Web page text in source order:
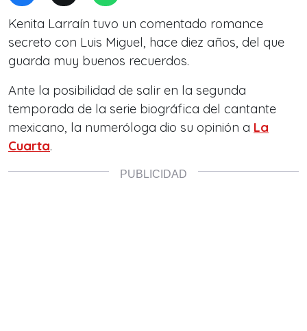
Kenita Larraín tuvo un comentado romance
secreto con Luis Miguel, hace diez años, del que
guarda muy buenos recuerdos.
Ante la posibilidad de salir en la segunda
temporada de la serie biográfica del cantante
mexicano, la numeróloga dio su opinión a La
Cuarta.